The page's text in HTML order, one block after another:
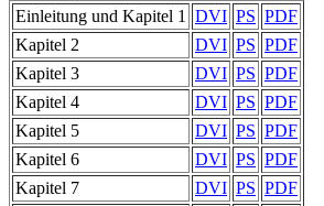
Einleitung und Kapitel 1 DVI PS PDF
Kapitel 2
DVI PS PDF
Kapitel 3
DVI PS PDF
Kapitel 4
DVI PS PDF
Kapitel 5
DVI PS PDF
Kapitel 6
DVI PS PDF
Kapitel 7
DVI PS PDF